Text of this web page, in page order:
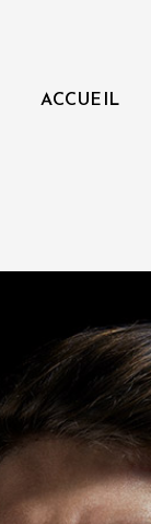
ACCUEIL